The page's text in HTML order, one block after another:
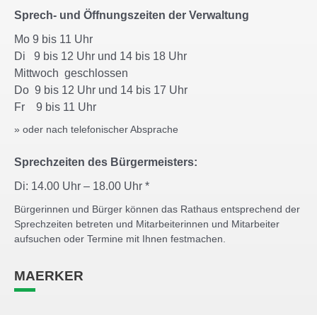
Sprech- und Öffnungszeiten der Verwaltung
Mo 9 bis 11 Uhr
Di 9 bis 12 Uhr und 14 bis 18 Uhr
Mittwoch geschlossen
Do 9 bis 12 Uhr und 14 bis 17 Uhr
Fr 9 bis 11 Uhr
» oder nach telefonischer Absprache
Sprechzeiten des Bürgermeisters:
Di: 14.00 Uhr – 18.00 Uhr *
Bürgerinnen und Bürger können das Rathaus entsprechend der
Sprechzeiten betreten und Mitarbeiterinnen und Mitarbeiter
aufsuchen oder Termine mit Ihnen festmachen.
MAERKER